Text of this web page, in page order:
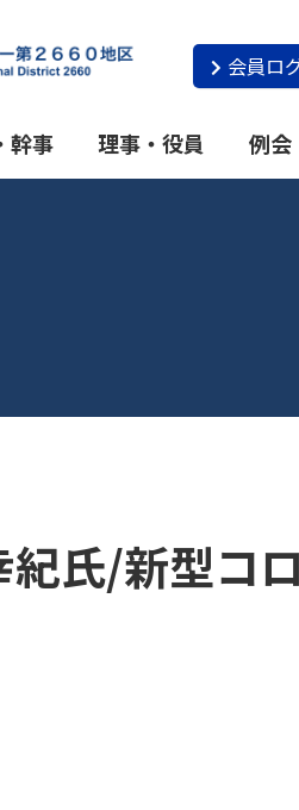
会員ロ
幹事 理事・役員 例会
氏/新型コ